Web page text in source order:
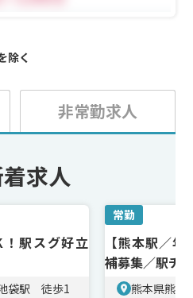
く
非常勤求人
求人
！駅スグ好立
袋駅 徒歩1
常勤
【熊本駅／
補募集／駅チ
熊本県熊